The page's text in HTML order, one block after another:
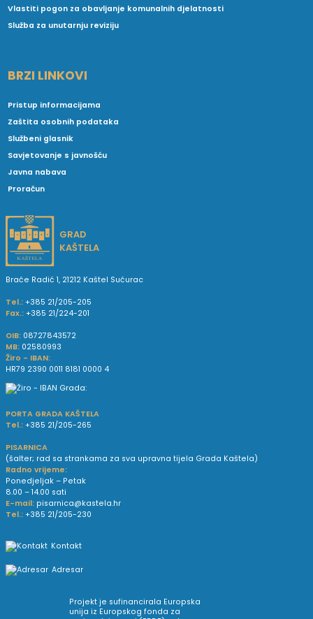
Vlastiti pogon za obavljanje komunalnih djelatnosti
Služba za unutarnju reviziju
BRZI LINKOVI
Pristup informacijama
Zaštita osobnih podataka
Službeni glasnik
Savjetovanje s javnošću
Javna nabava
Proračun
GRAD
KAŠTELA
Braće Radić 1, 21212 Kaštel Sućurac
Tel.: +385 21/205-205
Fax.: +385 21/224-201
OIB: 08727843572
MB: 02580993
Žiro - IBAN:
HR79 2390 0011 8181 0000 4
PORTA GRADA KAŠTELA
Tel.: +385 21/205-265
PISARNICA
(šalter; rad sa strankama za sva upravna tijela Grada Kaštela)
Radno vrijeme:
Ponedjeljak – Petak
8.00 – 14.00 sati
E-mail: pisarnica@kastela.hr
Tel.: +385 21/205-230
Kontakt
Adresar
Projekt je sufinancirala Europska
unija iz Europskog fonda za